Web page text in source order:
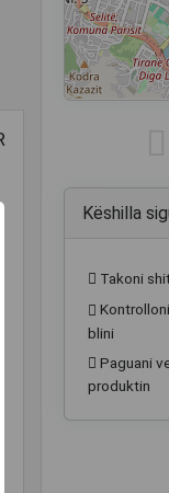
Këshilla
Takoni
blini
Paguani
produktin